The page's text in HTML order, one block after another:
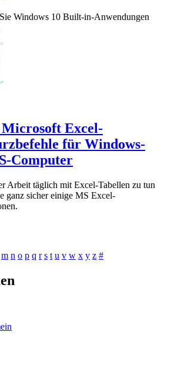
Windows 10 Built-in-Anwendungen
Microsoft Excel-
für Windows-
Computer
Arbeit täglich mit Excel-Tabellen zu tun
ganz sicher einige MS Excel-
m n o p q r s t u v w x y z #